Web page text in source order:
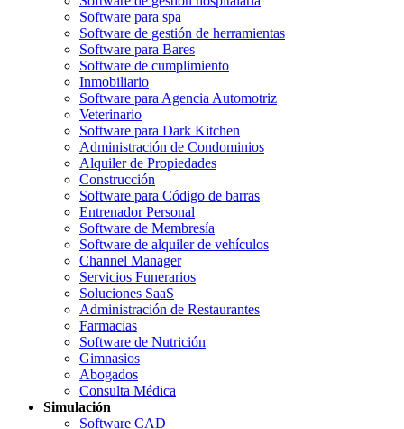
Software para spa
Software de gestión de herramientas
Software para Bares
Software de cumplimiento
Inmobiliario
Software para Agencia Automotriz
Veterinario
Software para Dark Kitchen
Administración de Condominios
Alquiler de Propiedades
Construcción
Software para Código de barras
Entrenador Personal
Software de Membresía
Software de alquiler de vehículos
Channel Manager
Servicios Funerarios
Soluciones SaaS
Administración de Restaurantes
Farmacias
Software de Nutrición
Gimnasios
Abogados
Consulta Médica
Simulación
Software CAD